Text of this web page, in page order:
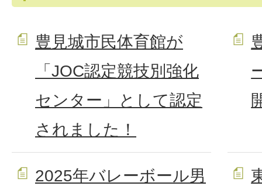
豊見城市民体育館が
「JOC認定競技別強化
センター」として認定
されました！
2025年バレーボール男